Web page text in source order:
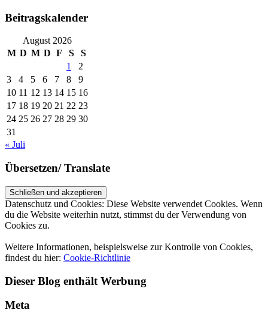
Beitragskalender
August 2026
M D M D F S
S
1
2
3
4 5 6 7 8
9
10 11 12 13 14 15 16
17 18 19 20 21 22 23
24 25 26 27 28 29 30
31
« Juli
Übersetzen/ Translate
Datenschutz und Cookies: Diese Website verwendet Cookies. Wenn
du die Website weiterhin nutzt, stimmst du der Verwendung von
Cookies zu.
Weitere Informationen, beispielsweise zur Kontrolle von Cookies,
findest du hier: Cookie-Richtlinie
Dieser Blog enthält Werbung
Meta